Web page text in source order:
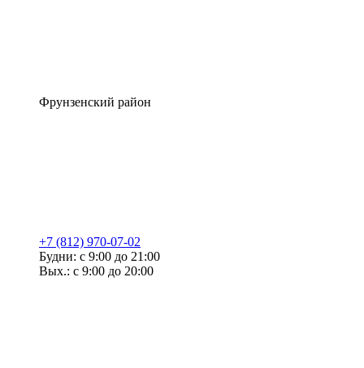
Фрунзенский район
+7 (812) 970-07-02
Будни: с 9:00 до 21:00
Вых.: с 9:00 до 20:00